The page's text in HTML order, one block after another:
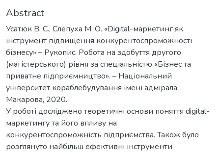
Abstract
Усатюк В. С., Слепуха М. О. «Digital-маркетинг як
інструмент підвищення конкурентоспроможності
бізнесу» – Рукопис. Робота на здобуття другого
(магістерського) рівня за спеціальністю «Бізнес та
приватне підприємництво». – Національний
університет кораблебудування імені адмірала
Макарова, 2020.
У роботі досліджено теоретичні основи поняття digital-
маркетингу та його впливу на
конкурентоспроможність підприємства. Також було
розглянуто найбільш ефективні інструменти